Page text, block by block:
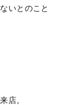
いとのこと
店。